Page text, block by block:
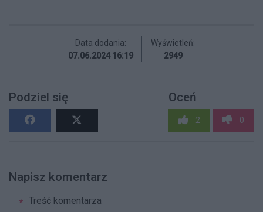
Data dodania:
07.06.2024 16:19
Wyświetleń:
2949
Podziel się Oceń
2 0
Napisz komentarz
Treść komentarza